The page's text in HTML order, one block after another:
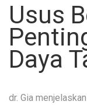
Usus
Daya
dr. Gia